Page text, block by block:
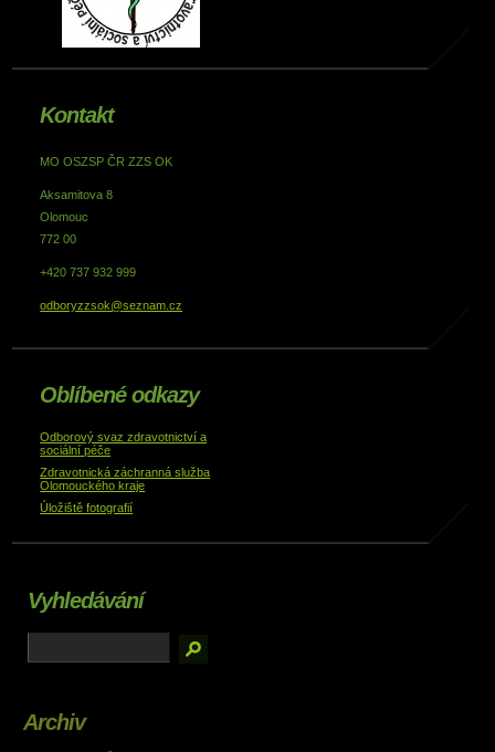
Kontakt
MO OSZSP ČR ZZS OK
Aksamitova 8
Olomouc
772 00
+420 737 932 999
odboryzzsok@seznam.cz
Oblíbené odkazy
Odborový svaz zdravotnictví a
sociální péče
Zdravotnická záchranná služba
Olomouckého kraje
Úložiště fotografií
Vyhledávání
Archiv